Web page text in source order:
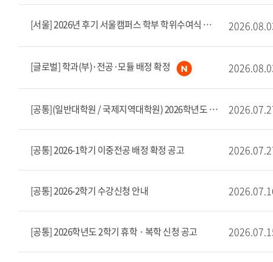
[서울] 2026년 후기 서울캠퍼스 학부 학위수여식 공고
[글로벌] 학과(부)·전공·모듈 배정 확정
[공통](일반대학원 / 국제지역대학원) 2026학년도 후기 석사예약제 및 학.석사연계과정
[공통] 2026-1학기 이중전공 배정 확정 공고
[공통] 2026-2학기 수강신청 안내
[공통] 2026학년도 2학기 휴학 · 복학 신청 공고